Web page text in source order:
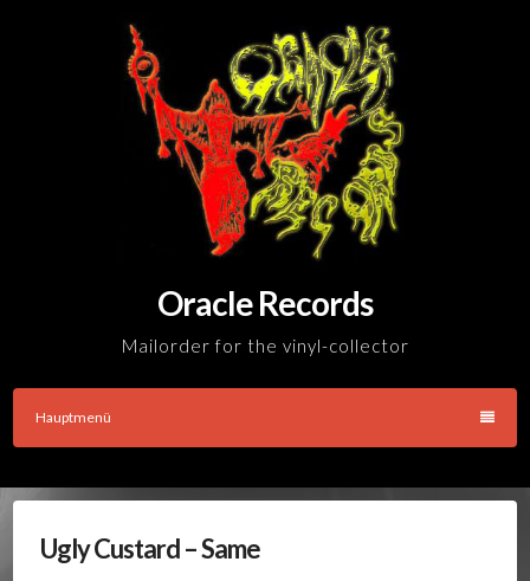
Oracle Records
Mailorder for the vinyl-collector
Hauptmenü
Ugly Custard – Same